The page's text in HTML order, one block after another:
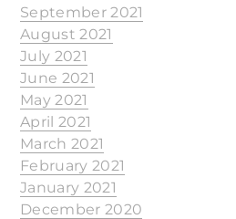
September 2021
August 2021
July 2021
June 2021
May 2021
April 2021
March 2021
February 2021
January 2021
December 2020